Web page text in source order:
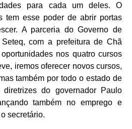
para cada um deles. O
tem esse poder de abrir portas
A parceria do Governo de
com a prefeitura de Chã
nos quatro cursos
iremos oferecer novos cursos,
também por todo o estado de
do governador Paulo
também no emprego e
secretário.